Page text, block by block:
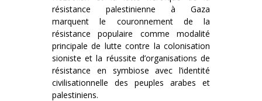
résistance palestinienne à Gaza
marquent le couronnement de la
résistance populaire comme modalité
principale de lutte contre la colonisation
sioniste et la réussite d’organisations de
résistance en symbiose avec l’identité
civilisationnelle des peuples arabes et
palestiniens.